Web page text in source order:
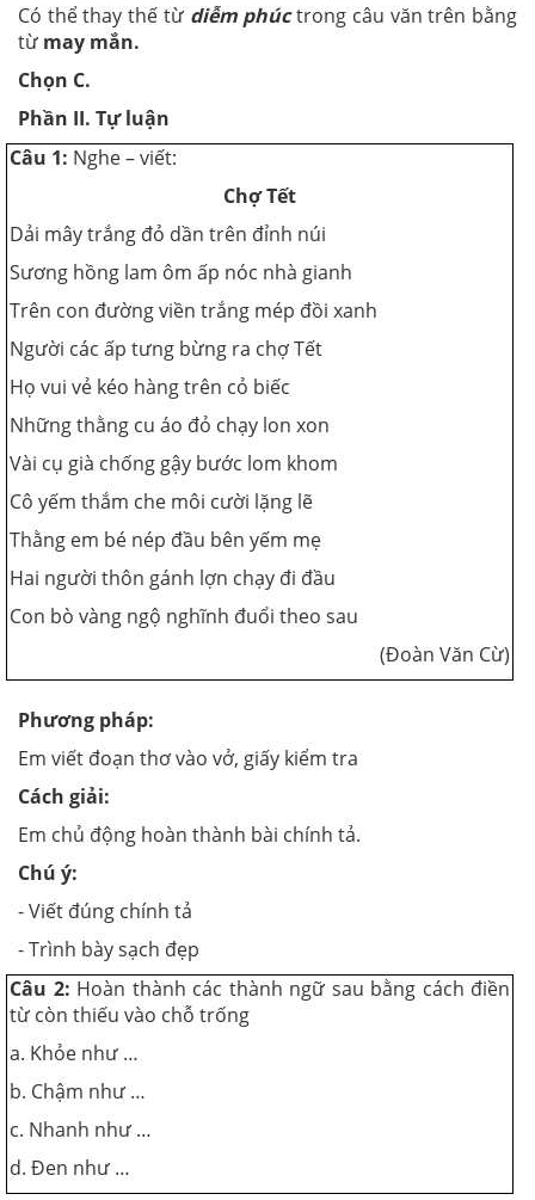
Có thể thay thế từ diễm phúctrong câu văn trên bằng
từ may mắn.
Chọn C.
Phần II. Tự luận
Câu 1: Nghe – viết:
Chợ Tết
Dải mây trắng đỏ dần trên đỉnh núi
Sương hồng lam ôm ấp nóc nhà gianh
Trên con đường viền trắng mép đồi xanh
Người các ấp tưng bừng ra chợ Tết
Họ vui vẻ kéo hàng trên cỏ biếc
Những thằng cu áo đỏ chạy lon xon
Vài cụ già chống gậy bước lom khom
Cô yếm thắm che môi cười lặng lẽ
Thằng em bé nép đầu bên yếm mẹ
Hai người thôn gánh lợn chạy đi đầu
Con bò vàng ngộ nghĩnh đuổi theo sau
(Đoàn Văn Cừ)
Phương pháp:
Em viết đoạn thơ vào vở, giấy kiểm tra
Cách giải:
Em chủ động hoàn thành bài chính tả.
Chú ý:
- Viết đúng chính tả
- Trình bày sạch đẹp
Câu 2: Hoàn thành các thành ngữ sau bằng cách điền
từ còn thiếu vào chỗ trống
a. Khỏe như …
b. Chậm như …
c. Nhanh như …
d. Đen như …